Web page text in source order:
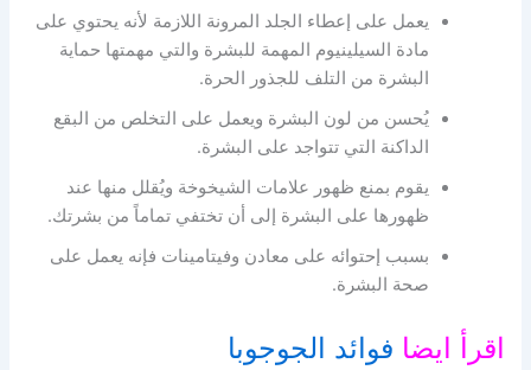
يعمل على إعطاء الجلد المرونة اللازمة لأنه يحتوي على
مادة السيلينيوم المهمة للبشرة والتي مهمتها حماية
البشرة من التلف للجذور الحرة.
يُحسن من لون البشرة ويعمل على التخلص من البقع
الداكنة التي تتواجد على البشرة.
يقوم بمنع ظهور علامات الشيخوخة ويُقلل منها عند
ظهورها على البشرة إلى أن تختفي تماماً من بشرتك.
بسبب إحتوائه على معادن وفيتامينات فإنه يعمل على
صحة البشرة.
اقرأ ايضا فوائد الجوجوبا